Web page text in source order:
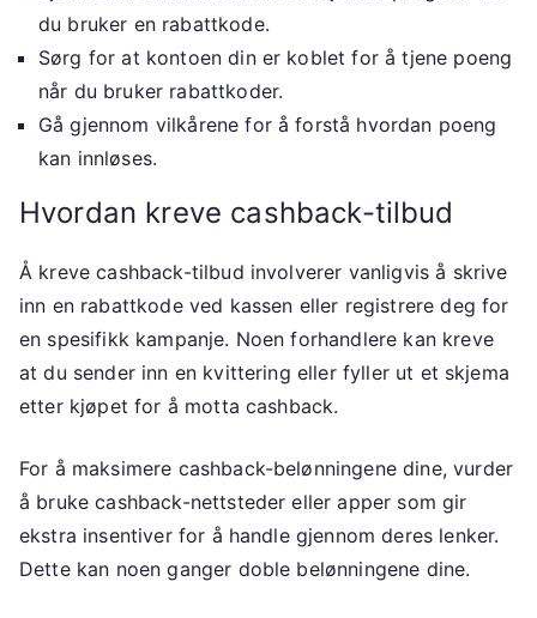
du bruker en rabattkode.
Sørg for at kontoen din er koblet for å tjene poeng
når du bruker rabattkoder.
Gå gjennom vilkårene for å forstå hvordan poeng
kan innløses.
Hvordan kreve cashback-tilbud
Å kreve cashback-tilbud involverer vanligvis å skrive
inn en rabattkode ved kassen eller registrere deg for
en spesifikk kampanje. Noen forhandlere kan kreve
at du sender inn en kvittering eller fyller ut et skjema
etter kjøpet for å motta cashback.
For å maksimere cashback-belønningene dine, vurder
å bruke cashback-nettsteder eller apper som gir
ekstra insentiver for å handle gjennom deres lenker.
Dette kan noen ganger doble belønningene dine.